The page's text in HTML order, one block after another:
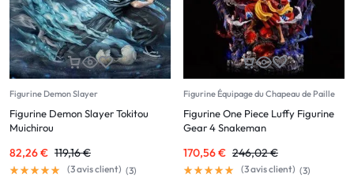
Figurine Demon Slayer
Figurine Demon Slayer Tokitou
Muichirou
119,16€
82,26€
(3avis client) (3)
Figurine Équipage du Chapeau de Paille
Figurine One Piece Luffy Figurine
Gear 4 Snakeman
246,02€
170,56€
(3avis client) (3)